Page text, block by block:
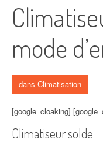
mode
dans Climatisation
[google_cloaking]
Climatiseur solde